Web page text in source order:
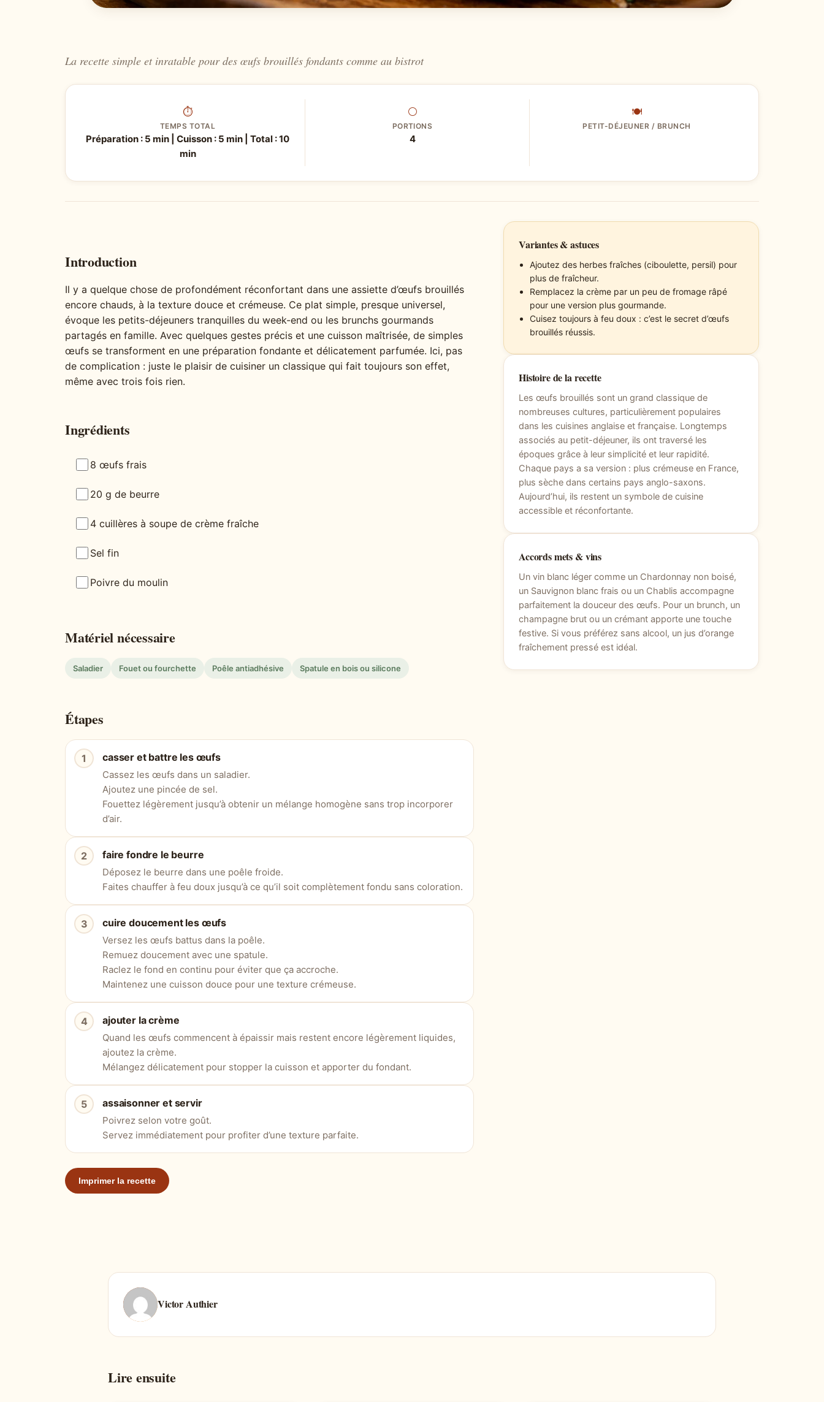
La recette simple et inratable pour des œufs brouillés fondants comme au bistrot
⏱
TEMPS TOTAL
Préparation : 5 min | Cuisson : 5 min | Total : 10
min
⚪
PORTIONS
4
🍽
PETIT-DÉJEUNER / BRUNCH
Introduction
Il y a quelque chose de profondément réconfortant dans une assiette d’œufs brouillés
encore chauds, à la texture douce et crémeuse. Ce plat simple, presque universel,
évoque les petits-déjeuners tranquilles du week-end ou les brunchs gourmands
partagés en famille. Avec quelques gestes précis et une cuisson maîtrisée, de simples
œufs se transforment en une préparation fondante et délicatement parfumée. Ici, pas
de complication : juste le plaisir de cuisiner un classique qui fait toujours son effet,
même avec trois fois rien.
Ingrédients
8 œufs frais
20 g de beurre
4 cuillères à soupe de crème fraîche
Sel fin
Poivre du moulin
Matériel nécessaire
Saladier Fouet ou fourchette Poêle antiadhésive Spatule en bois ou silicone
Étapes
casser et battre les œufs
Cassez les œufs dans un saladier.
Ajoutez une pincée de sel.
Fouettez légèrement jusqu’à obtenir un mélange homogène sans trop incorporer
d’air.
faire fondre le beurre
Déposez le beurre dans une poêle froide.
Faites chauffer à feu doux jusqu’à ce qu’il soit complètement fondu sans coloration.
cuire doucement les œufs
Versez les œufs battus dans la poêle.
Remuez doucement avec une spatule.
Raclez le fond en continu pour éviter que ça accroche.
Maintenez une cuisson douce pour une texture crémeuse.
ajouter la crème
Quand les œufs commencent à épaissir mais restent encore légèrement liquides,
ajoutez la crème.
Mélangez délicatement pour stopper la cuisson et apporter du fondant.
assaisonner et servir
Poivrez selon votre goût.
Servez immédiatement pour profiter d’une texture parfaite.
Imprimer la recette
Variantes & astuces
Ajoutez des herbes fraîches (ciboulette, persil) pour
plus de fraîcheur.
Remplacez la crème par un peu de fromage râpé
pour une version plus gourmande.
Cuisez toujours à feu doux : c’est le secret d’œufs
brouillés réussis.
Histoire de la recette
Les œufs brouillés sont un grand classique de
nombreuses cultures, particulièrement populaires
dans les cuisines anglaise et française. Longtemps
associés au petit-déjeuner, ils ont traversé les
époques grâce à leur simplicité et leur rapidité.
Chaque pays a sa version : plus crémeuse en France,
plus sèche dans certains pays anglo-saxons.
Aujourd’hui, ils restent un symbole de cuisine
accessible et réconfortante.
Accords mets & vins
Un vin blanc léger comme un Chardonnay non boisé,
un Sauvignon blanc frais ou un Chablis accompagne
parfaitement la douceur des œufs. Pour un brunch, un
champagne brut ou un crémant apporte une touche
festive. Si vous préférez sans alcool, un jus d’orange
fraîchement pressé est idéal.
Victor Authier
Lire ensuite